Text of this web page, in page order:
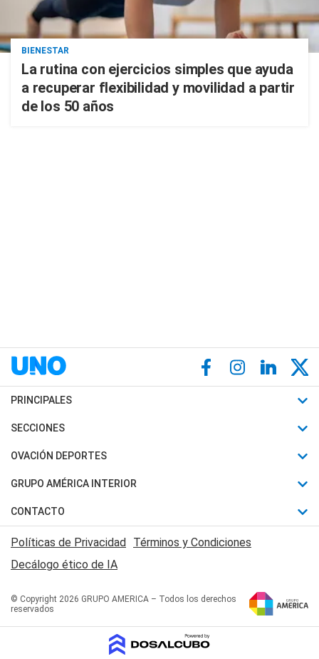
BIENESTAR
La rutina con ejercicios simples que ayuda
a recuperar flexibilidad y movilidad a partir
de los 50 años
PRINCIPALES
Últimas Noticias
Política
Judiciales
Economia
SECCIONES
Horóscopo
Motores
Trucos caseros
Series y Películas
Edictos y Solicitadas
OVACIÓN DEPORTES
Fútbol
Mundial
Automovilismo
Rugby
Básquet
GRUPO AMÉRICA INTERIOR
Canal 7 en Vivo
San Juan 8
CONTACTO
Acerca de Nosotros
Contactanos
Políticas de Privacidad Términos y Condiciones
Decálogo ético de IA
© Copyright 2026 GRUPO AMERICA – Todos los derechos
reservados